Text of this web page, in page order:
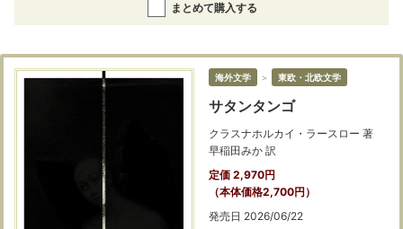
まとめて購入する
海外文学 ＞ 東欧・北欧文学
サタンタンゴ
クラスナホルカイ・ラースロー 著
早稲田みか 訳
定価 2,970円
（本体価格2,700円）
発売日 2026/06/22